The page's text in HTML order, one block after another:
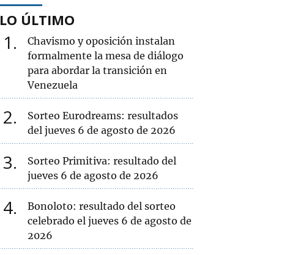
LO ÚLTIMO
1
Chavismo y oposición instalan
formalmente la mesa de diálogo
para abordar la transición en
Venezuela
2
Sorteo Eurodreams: resultados
del jueves 6 de agosto de 2026
3
Sorteo Primitiva: resultado del
jueves 6 de agosto de 2026
4
Bonoloto: resultado del sorteo
celebrado el jueves 6 de agosto de
2026